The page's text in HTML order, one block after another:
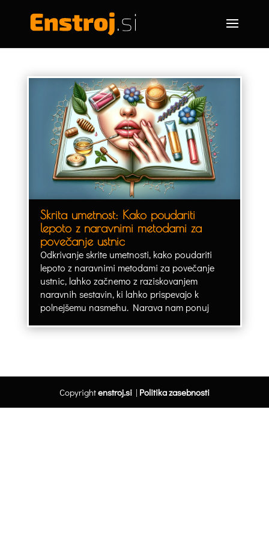
Skrita umetnost: Kako poudariti
lepoto z naravnimi metodami za
povečanje ustnic
Odkrivanje skrite umetnosti, kako poudariti
lepoto z naravnimi metodami za povečanje
ustnic, lahko začnemo z raziskovanjem
naravnih sestavin, ki lahko prispevajo k
polnejšemu nasmehu. Narava nam ponuj
Copyrightenstroj.si| Politika zasebnosti